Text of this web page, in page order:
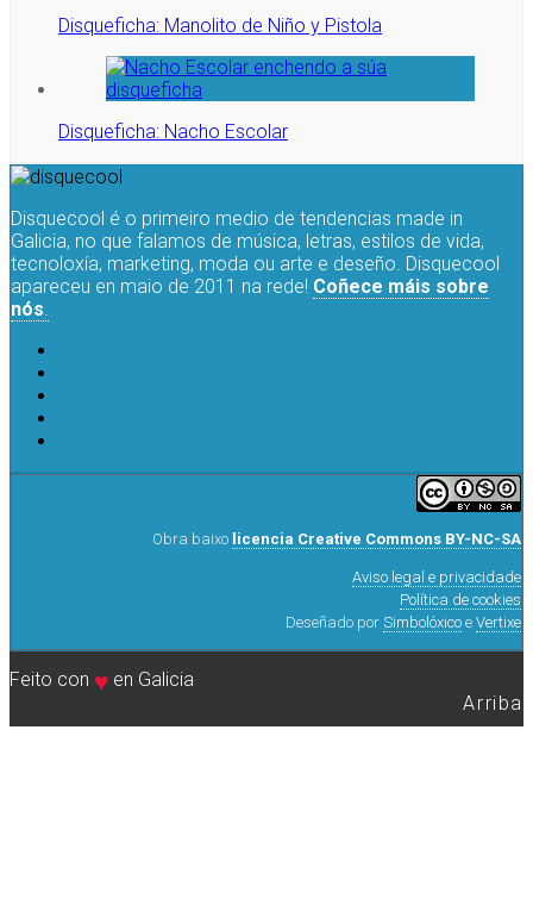
Disqueficha: Manolito de Niño y Pistola
Disqueficha: Nacho Escolar
Disquecool é o primeiro medio de tendencias made in
Galicia, no que falamos de música, letras, estilos de vida,
tecnoloxía, marketing, moda ou arte e deseño. Disquecool
apareceu en maio de 2011 na rede! Coñece máis sobre
nós
Obra baixo licencia Creative Commons BY-NC-SA
Aviso legal e privacidade
Política de cookies
Deseñado por Simbolóxico e Vertixe
Feito con ♥ en Galicia
Arriba